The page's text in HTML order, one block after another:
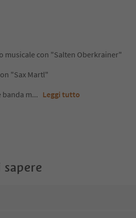
musicale con "Salten Oberkrainer"
"Sax Martl"
banda m... Leggi tutto